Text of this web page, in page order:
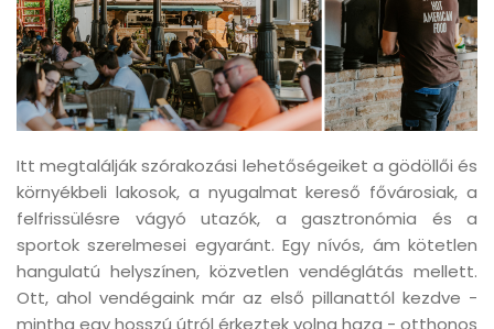
Itt megtalálják szórakozási lehetőségeiket a gödöllői és
környékbeli lakosok, a nyugalmat kereső fővárosiak, a
felfrissülésre vágyó utazók, a gasztronómia és a
sportok szerelmesei egyaránt. Egy nívós, ám kötetlen
hangulatú helyszínen, közvetlen vendéglátás mellett.
Ott, ahol vendégaink már az első pillanattól kezdve -
mintha egy hosszú útról érkeztek volna haza - otthonos